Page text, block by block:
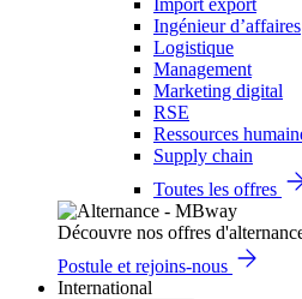
Import export
Ingénieur d’affaires
Logistique
Management
Marketing digital
RSE
Ressources
Supply chain
Toutes les offres
Découvre nos offres
Postule et rejoins-nous
International